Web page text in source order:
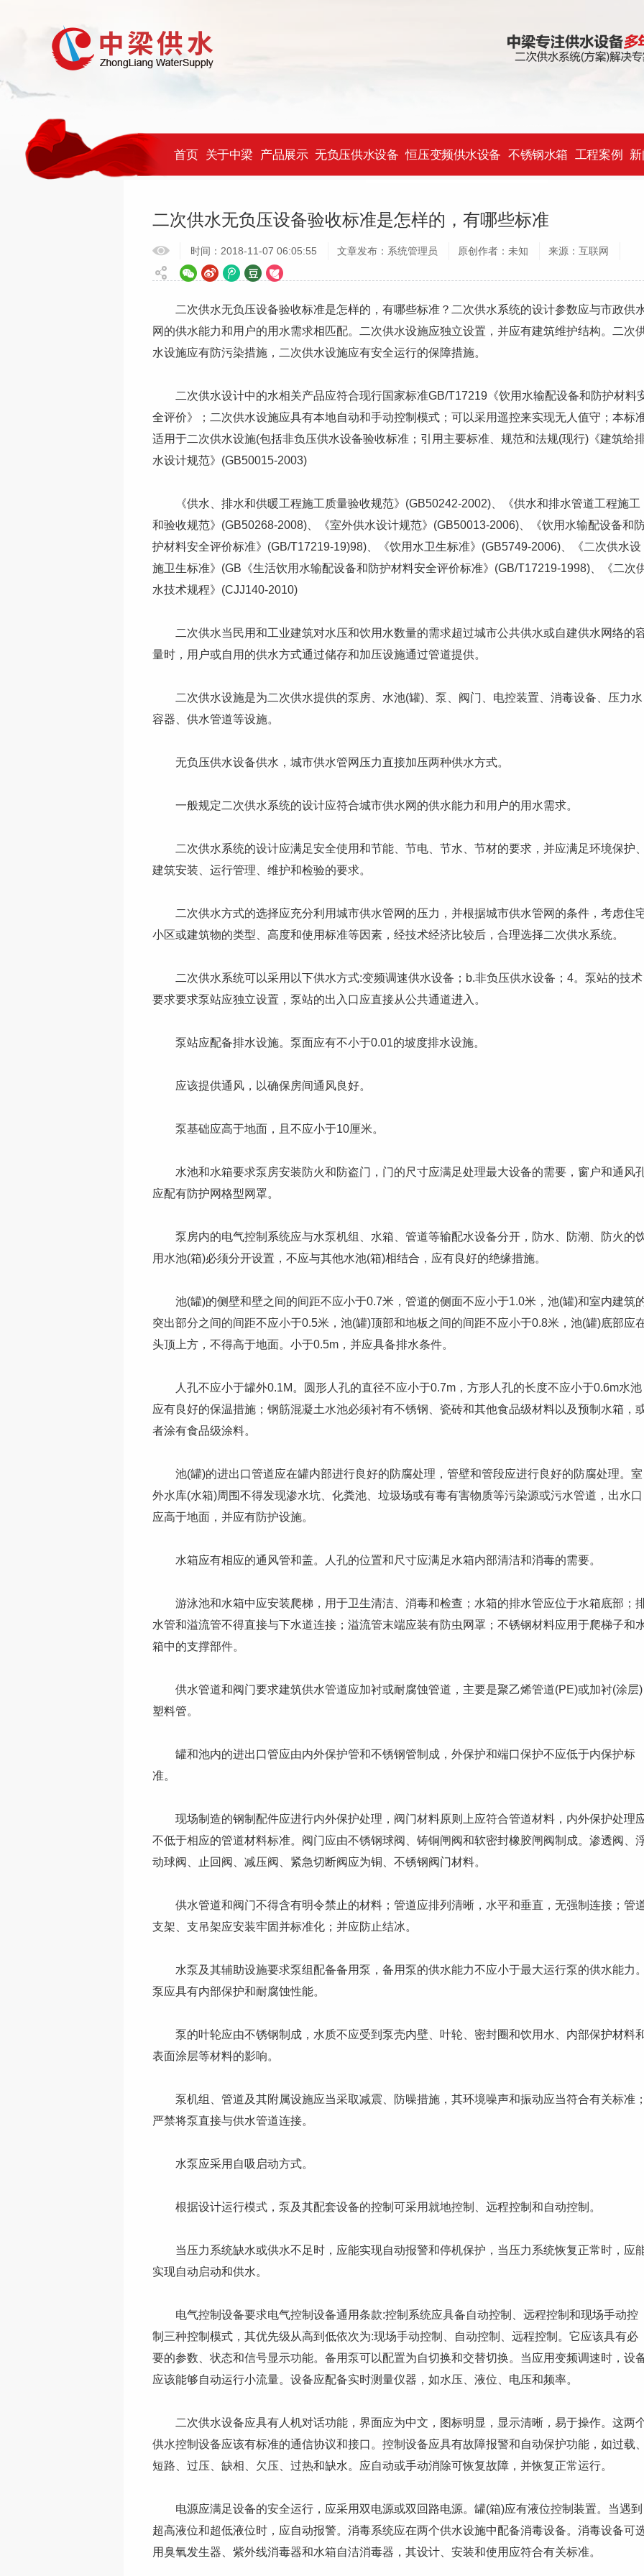
首页 关于中梁 产品展示 无负压供水设备 恒压变频供水设备 不锈钢水箱 工程案例
当前位置：首页> 新闻中心 >行业新闻
二次供水无负压设备验收标准是怎样的，有哪些标准
时间：2018-11-07 06:05:55 文章发布：系统管理员 原创作者：未知 来源：互联网
二次供水无负压设备验收标准是怎样的，有哪些标准？二次供水系统的设计参数应与市政供
网的供水能力和用户的用水需求相匹配。二次供水设施应独立设置，并应有建筑维护结构。二次
水设施应有防污染措施，二次供水设施应有安全运行的保障措施。
二次供水设计中的水相关产品应符合现行国家标准GB/T17219《饮用水输配设备和防护材料
全评价》；二次供水设施应具有本地自动和手动控制模式；可以采用遥控来实现无人值守；本标
适用于二次供水设施(包括非负压供水设备验收标准；引用主要标准、规范和法规(现行)《建筑给
水设计规范》(GB50015-2003)
《供水、排水和供暖工程施工质量验收规范》(GB50242-2002)、《供水和排水管道工程施工
和验收规范》(GB50268-2008)、《室外供水设计规范》(GB50013-2006)、《饮用水输配设备和
护材料安全评价标准》(GB/T17219-19)98)、《饮用水卫生标准》(GB5749-2006)、《二次供水设
施卫生标准》(GB《生活饮用水输配设备和防护材料安全评价标准》(GB/T17219-1998)、《二次
水技术规程》(CJJ140-2010)
二次供水当民用和工业建筑对水压和饮用水数量的需求超过城市公共供水或自建供水网络的
量时，用户或自用的供水方式通过储存和加压设施通过管道提供。
二次供水设施是为二次供水提供的泵房、水池(罐)、泵、阀门、电控装置、消毒设备、压力水
容器、供水管道等设施。
无负压供水设备供水，城市供水管网压力直接加压两种供水方式。
一般规定二次供水系统的设计应符合城市供水网的供水能力和用户的用水需求。
二次供水系统的设计应满足安全使用和节能、节电、节水、节材的要求，并应满足环境保护
建筑安装、运行管理、维护和检验的要求。
二次供水方式的选择应充分利用城市供水管网的压力，并根据城市供水管网的条件，考虑住
小区或建筑物的类型、高度和使用标准等因素，经技术经济比较后，合理选择二次供水系统。
二次供水系统可以采用以下供水方式:变频调速供水设备；b.非负压供水设备；4。泵站的技术
要求要求泵站应独立设置，泵站的出入口应直接从公共通道进入。
泵站应配备排水设施。泵面应有不小于0.01的坡度排水设施。
应该提供通风，以确保房间通风良好。
泵基础应高于地面，且不应小于10厘米。
水池和水箱要求泵房安装防火和防盗门，门的尺寸应满足处理最大设备的需要，窗户和通风
应配有防护网格型网罩。
泵房内的电气控制系统应与水泵机组、水箱、管道等输配水设备分开，防水、防潮、防火的
用水池(箱)必须分开设置，不应与其他水池(箱)相结合，应有良好的绝缘措施。
池(罐)的侧壁和壁之间的间距不应小于0.7米，管道的侧面不应小于1.0米，池(罐)和室内建筑
突出部分之间的间距不应小于0.5米，池(罐)顶部和地板之间的间距不应小于0.8米，池(罐)底部应
头顶上方，不得高于地面。小于0.5m，并应具备排水条件。
人孔不应小于罐外0.1M。圆形人孔的直径不应小于0.7m，方形人孔的长度不应小于0.6m水池
应有良好的保温措施；钢筋混凝土水池必须衬有不锈钢、瓷砖和其他食品级材料以及预制水箱，
者涂有食品级涂料。
池(罐)的进出口管道应在罐内部进行良好的防腐处理，管壁和管段应进行良好的防腐处理。室
外水库(水箱)周围不得发现渗水坑、化粪池、垃圾场或有毒有害物质等污染源或污水管道，出水口
应高于地面，并应有防护设施。
水箱应有相应的通风管和盖。人孔的位置和尺寸应满足水箱内部清洁和消毒的需要。
游泳池和水箱中应安装爬梯，用于卫生清洁、消毒和检查；水箱的排水管应位于水箱底部；
水管和溢流管不得直接与下水道连接；溢流管末端应装有防虫网罩；不锈钢材料应用于爬梯子和
箱中的支撑部件。
供水管道和阀门要求建筑供水管道应加衬或耐腐蚀管道，主要是聚乙烯管道(PE)或加衬(涂层)
塑料管。
罐和池内的进出口管应由内外保护管和不锈钢管制成，外保护和端口保护不应低于内保护标
准。
现场制造的钢制配件应进行内外保护处理，阀门材料原则上应符合管道材料，内外保护处理
不低于相应的管道材料标准。阀门应由不锈钢球阀、铸铜闸阀和软密封橡胶闸阀制成。渗透阀、
动球阀、止回阀、减压阀、紧急切断阀应为铜、不锈钢阀门材料。
供水管道和阀门不得含有明令禁止的材料；管道应排列清晰，水平和垂直，无强制连接；管
支架、支吊架应安装牢固并标准化；并应防止结冰。
水泵及其辅助设施要求泵组配备备用泵，备用泵的供水能力不应小于最大运行泵的供水能力
泵应具有内部保护和耐腐蚀性能。
泵的叶轮应由不锈钢制成，水质不应受到泵壳内壁、叶轮、密封圈和饮用水、内部保护材料
表面涂层等材料的影响。
泵机组、管道及其附属设施应当采取减震、防噪措施，其环境噪声和振动应当符合有关标准
严禁将泵直接与供水管道连接。
水泵应采用自吸启动方式。
根据设计运行模式，泵及其配套设备的控制可采用就地控制、远程控制和自动控制。
当压力系统缺水或供水不足时，应能实现自动报警和停机保护，当压力系统恢复正常时，应
实现自动启动和供水。
电气控制设备要求电气控制设备通用条款:控制系统应具备自动控制、远程控制和现场手动控
制三种控制模式，其优先级从高到低依次为:现场手动控制、自动控制、远程控制。它应该具有必
要的参数、状态和信号显示功能。备用泵可以配置为自切换和交替切换。当应用变频调速时，设
应该能够自动运行小流量。设备应配备实时测量仪器，如水压、液位、电压和频率。
二次供水设备应具有人机对话功能，界面应为中文，图标明显，显示清晰，易于操作。这两
供水控制设备应该有标准的通信协议和接口。控制设备应具有故障报警和自动保护功能，如过载
短路、过压、缺相、欠压、过热和缺水。应自动或手动消除可恢复故障，并恢复正常运行。
电源应满足设备的安全运行，应采用双电源或双回路电源。罐(箱)应有液位控制装置。当遇到
超高液位和超低液位时，应自动报警。消毒系统应在两个供水设施中配备消毒设备。消毒设备可
用臭氧发生器、紫外线消毒器和水箱自洁消毒器，其设计、安装和使用应符合有关标准。